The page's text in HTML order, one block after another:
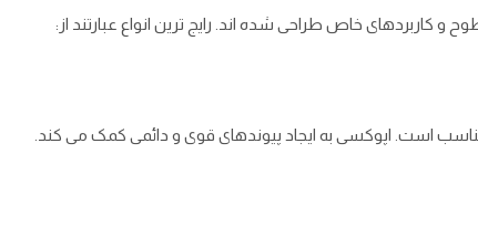
کاربردهای خاص طراحی شده ‌اند. رایج‌ ترین انواع عبارتند از:
است. اپوکسی به ایجاد پیوندهای قوی و دائمی کمک می‌ کند.